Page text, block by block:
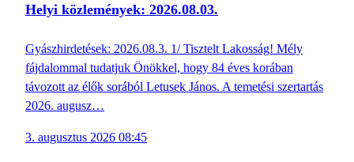
Helyi közlemények: 2026.08.03.
Gyászhirdetések: 2026.08.3. 1/ Tisztelt Lakosság! Mély
fájdalommal tudatjuk Önökkel, hogy 84 éves korában
távozott az élők sorából Letusek János. A temetési szertartás
2026. augusz…
3. augusztus 2026 08:45